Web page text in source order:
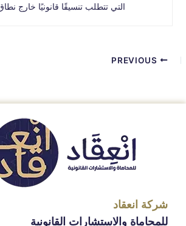
التي تتطلب تنسيقًا قانونيًا خارج
شركة انعقاد
للمحاماة والاستشارات القانونية